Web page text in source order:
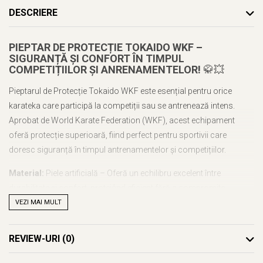
DESCRIERE
PIEPTAR DE PROTECȚIE TOKAIDO WKF –
SIGURANȚĂ ȘI CONFORT ÎN TIMPUL
COMPETIȚIILOR ȘI ANRENAMENTELOR! 🥋💥
Pieptarul de Protecție Tokaido WKF este esențial pentru orice
karateka care participă la competiții sau se antrenează intens.
Aprobat de World Karate Federation (WKF), acest echipament
oferă protecție superioară, fiind perfect pentru sportivii care
doresc siguranță în timpul antrenamentelor și competițiilor.
Material: Piele artificială – Oferă un echilibru excelent între
mișcările.
Imprimare:Serigrafie – Tehnologie de imprimare de înaltă calitate,
ce garantează durabilitatea și intensitatea culorii.
VEZI MAI MULT
REVIEW-URI (0)